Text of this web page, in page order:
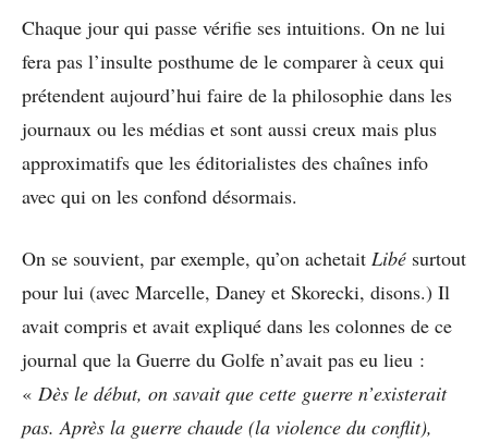
Chaque jour qui passe vérifie ses intuitions. On ne lui
fera pas l’insulte posthume de le comparer à ceux qui
prétendent aujourd’hui faire de la philosophie dans les
journaux ou les médias et sont aussi creux mais plus
approximatifs que les éditorialistes des chaînes info
avec qui on les confond désormais.
On se souvient, par exemple, qu’on achetait Libé surtout
pour lui (avec Marcelle, Daney et Skorecki, disons.) Il
avait compris et avait expliqué dans les colonnes de ce
journal que la Guerre du Golfe n’avait pas eu lieu :
« Dès le début, on savait que cette guerre n’existerait
pas. Après la guerre chaude (la violence du conflit),